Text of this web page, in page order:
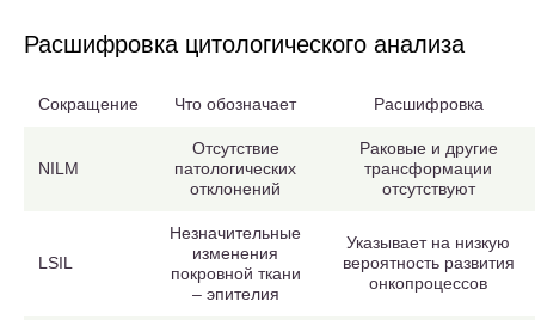
Расшифровка цитологического анализа
Сокращение Что обозначает Расшифровка
NILM
Отсутствие
патологических
отклонений
Раковые и другие
трансформации
отсутствуют
LSIL
Незначительные
изменения
покровной ткани
– эпителия
Указывает на низкую
вероятность развития
онкопроцессов